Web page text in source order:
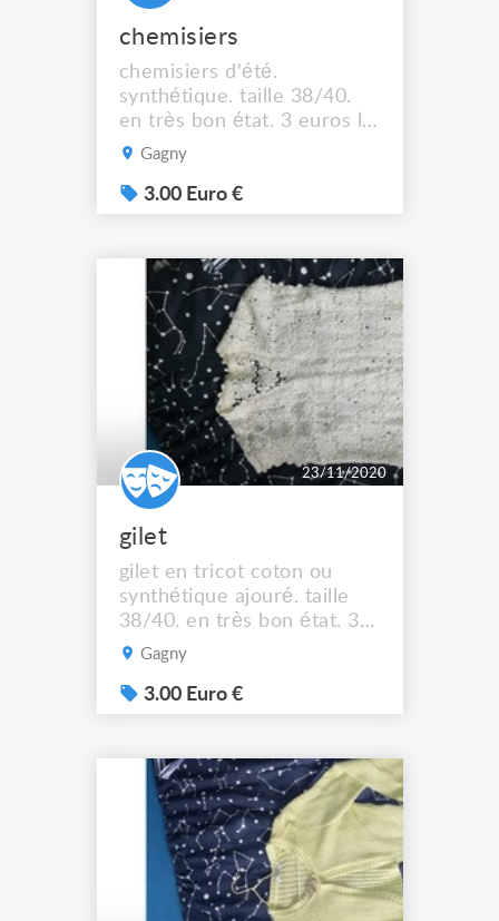
chemisiers
chemisiers d'été.
synthétique. taille 38/40.
en très bon état. 3 euros le
chemisier
Gagny
3.00 Euro €
23/11/2020
gilet
gilet en tricot coton ou
synthétique ajouré. taille
38/40. en très bon état. 3
euros le gilet
Gagny
3.00 Euro €